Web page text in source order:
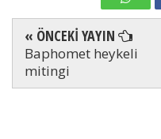
« ÖNCEKİ YAYIN
Baphomet heykeli
mitingi